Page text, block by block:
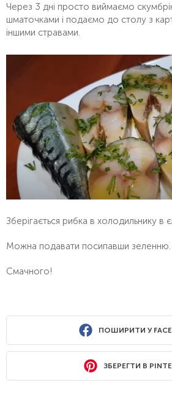
Через 3 дні просто виймаємо
шматочками і подаємо до столу з
іншими стравами.
Зберігається рибка в холодильнику в
Можна подавати посипавши зеленню.
Смачного!
ПОШИРИТИ У
ЗБЕРЕГТИ В